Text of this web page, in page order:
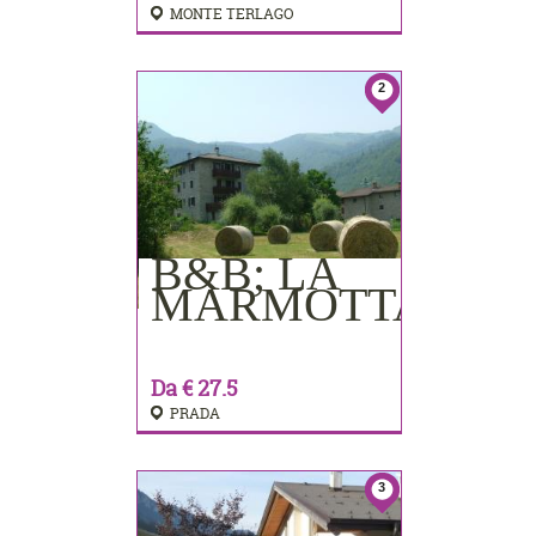
MONTE TERLAGO
2
B&B; LA
MARMOTTA
Da € 27.5
PRADA
PRENOTA
3